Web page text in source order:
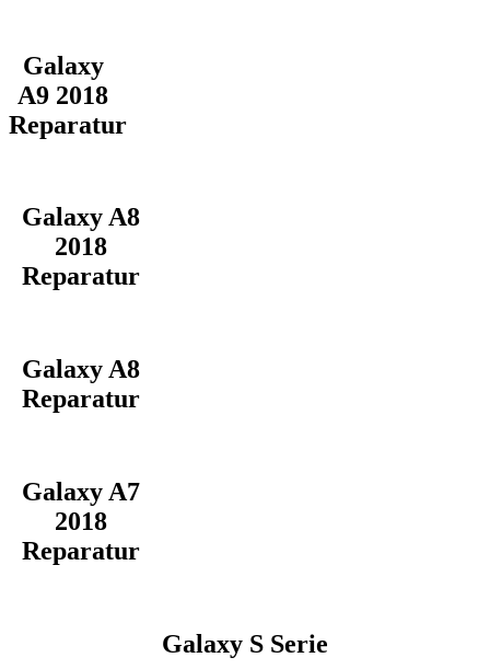
Galaxy
A9 2018
Reparatur
Galaxy A8
2018
Reparatur
Galaxy A8
Reparatur
Galaxy A7
2018
Reparatur
Galaxy S Serie